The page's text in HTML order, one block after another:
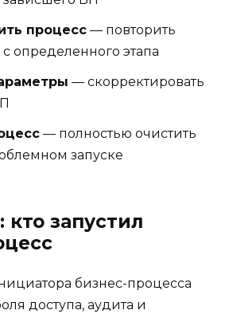
процесс — повторить
определенного этапа
— скорректировать
— полностью очистить
запуске
кто запустил
бизнес-процесса
доступа, аудита и